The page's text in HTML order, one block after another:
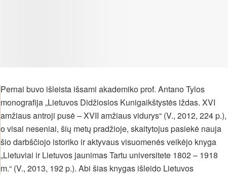
Pernai buvo išleista išsami akademiko prof. Antano Tylos
monografija „Lietuvos Didžiosios Kunigaikštystės iždas. XVI
amžiaus antroji pusė – XVII amžiaus vidurys“ (V., 2012, 224 p.),
o visai neseniai, šių metų pradžioje, skaitytojus pasiekė nauja
šio darbščiojo istoriko ir aktyvaus visuomenės veikėjo knyga
„Lietuviai ir Lietuvos jaunimas Tartu universitete 1802 – 1918
m.“ (V., 2013, 192 p.). Abi šias knygas išleido Lietuvos